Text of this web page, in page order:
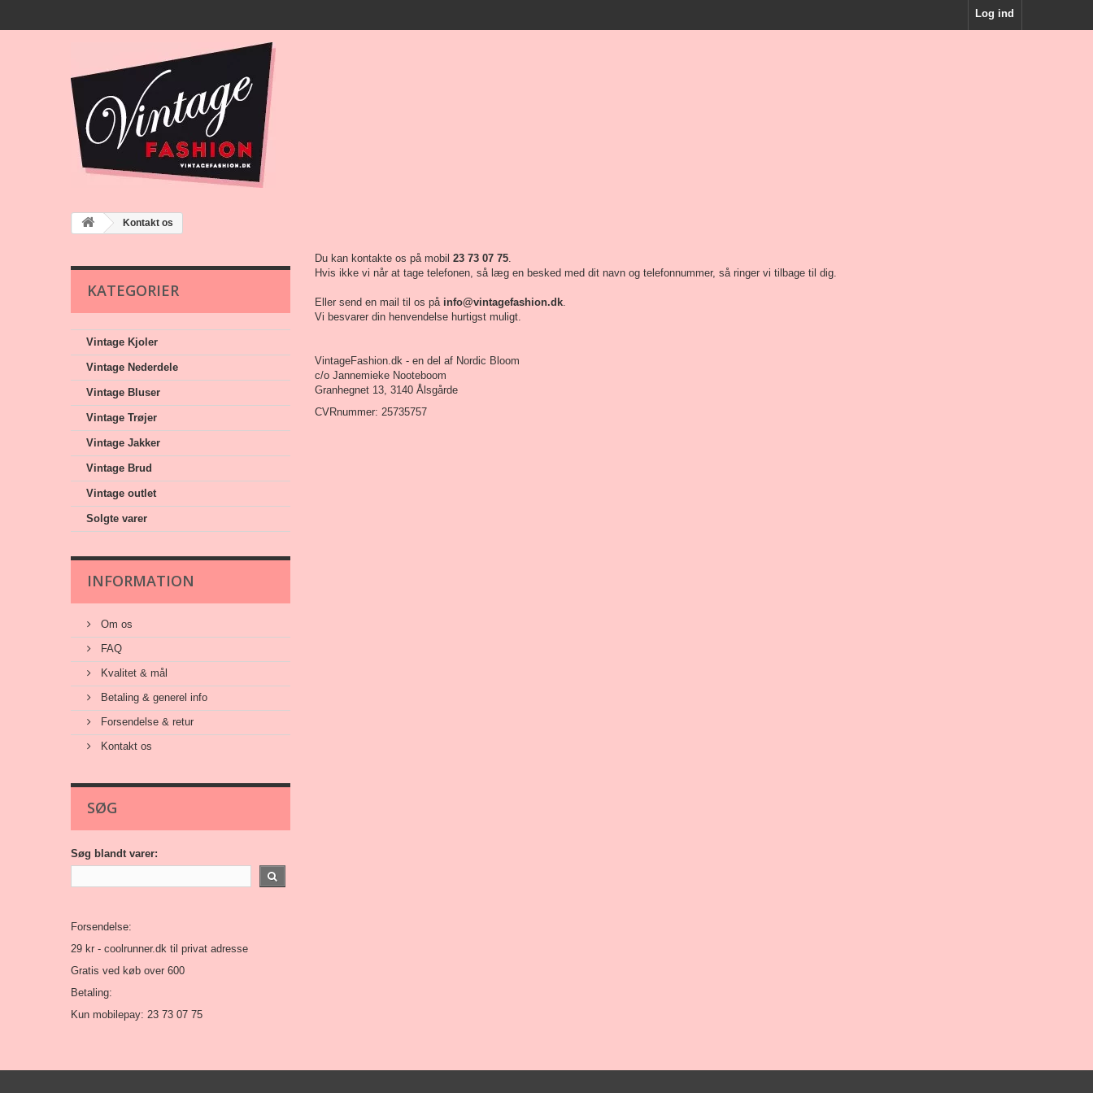
Log ind
Kontakt os
KATEGORIER
Vintage Kjoler
Vintage Nederdele
Vintage Bluser
Vintage Trøjer
Vintage Jakker
Vintage Brud
Vintage outlet
Solgte varer
INFORMATION
Om os
FAQ
Kvalitet & mål
Betaling & generel info
Forsendelse & retur
Kontakt os
SØG
Søg blandt varer:
Forsendelse:
29 kr - coolrunner.dk til privat adresse
Gratis ved køb over 600
Betaling:
Kun mobilepay: 23 73 07 75
Du kan kontakte os på mobil 23 73 07 75.
Hvis ikke vi når at tage telefonen, så læg en besked med dit navn og telefonnummer, så ringer vi tilbage til dig.
Eller send en mail til os på info@vintagefashion.dk.
Vi besvarer din henvendelse hurtigst muligt.
VintageFashion.dk - en del af Nordic Bloom
c/o Jannemieke Nooteboom
Granhegnet 13, 3140 Ålsgårde
CVRnummer: 25735757